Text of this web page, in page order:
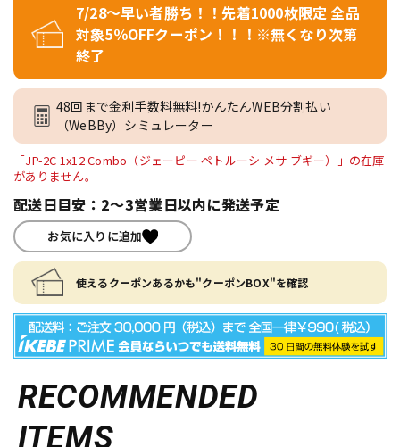
7/28～早い者勝ち！！先着1000枚限定 全品
対象5％OFFクーポン！！！※無くなり次第
終了
48回まで金利手数料無料!かんたんWEB分割払い
（WeBBy）シミュレーター
「JP-2C 1x12 Combo（ジェーピー ペトルーシ メサ ブギー）」の在庫
がありません。
配送日目安：2～3営業日以内に発送予定
お気に入りに追加
使えるクーポンあるかも"クーポンBOX"を確認
RECOMMENDED
ITEMS